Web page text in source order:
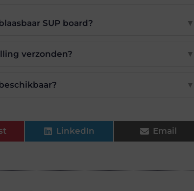
SUP board? ▼
verzonden? ▼
▼
LinkedIn Email